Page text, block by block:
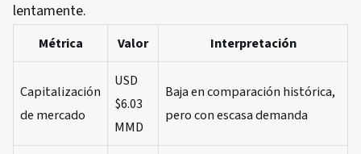
lentamente.
Métrica Valor Interpretación
Capitalización
de mercado
USD
$6.03
MMD
Baja en comparación histórica,
pero con escasa demanda